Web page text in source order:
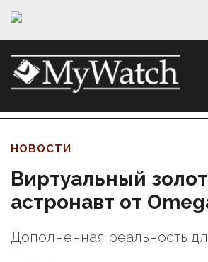
НОВОСТИ
Виртуальный
астронавт от
Дополненная реальность